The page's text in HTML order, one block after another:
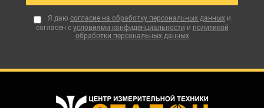
Я даю согласие на обработку персональных данныхи
согласен с условиями конфиденциальности и политикой
обработки персональных данных